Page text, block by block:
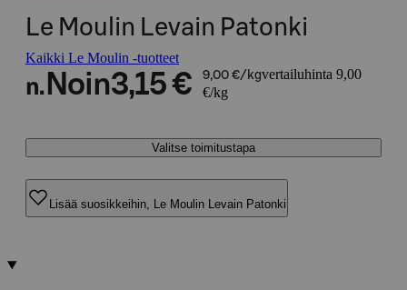
Le Moulin Levain Patonki
Kaikki Le Moulin -tuotteet
n. Noin3,15 € 9,00 €/kgvertailuhinta 9,00
€/kg
Valitse toimitustapa
Lisää suosikkeihin, Le Moulin Levain Patonki